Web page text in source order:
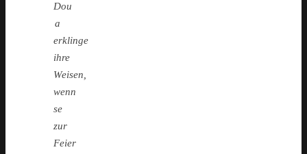
Dou
a
erklinge
ihre
Weisen,
wenn
se
zur
Feier